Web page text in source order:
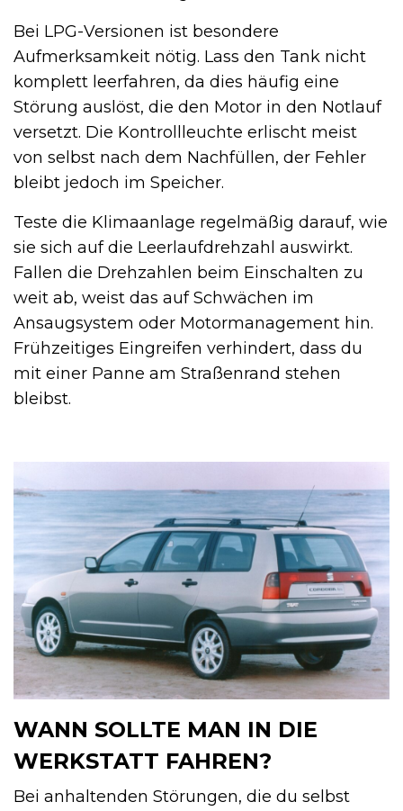
Bei LPG-Versionen ist besondere
Aufmerksamkeit nötig. Lass den Tank nicht
komplett leerfahren, da dies häufig eine
Störung auslöst, die den Motor in den Notlauf
versetzt. Die Kontrollleuchte erlischt meist
von selbst nach dem Nachfüllen, der Fehler
bleibt jedoch im Speicher.
Teste die Klimaanlage regelmäßig darauf, wie
sie sich auf die Leerlaufdrehzahl auswirkt.
Fallen die Drehzahlen beim Einschalten zu
weit ab, weist das auf Schwächen im
Ansaugsystem oder Motormanagement hin.
Frühzeitiges Eingreifen verhindert, dass du
mit einer Panne am Straßenrand stehen
bleibst.
WANN SOLLTE MAN IN DIE
WERKSTATT FAHREN?
Bei anhaltenden Störungen, die du selbst